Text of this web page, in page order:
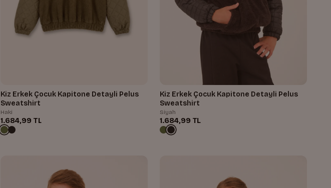
Kiz Erkek Çocuk Kapitone Detayli Pelus
Sweatshirt
Haki
1.684,99 TL
Kiz Erkek Çocuk Kapitone Detayli Pelus
Sweatshirt
Siyah
1.684,99 TL